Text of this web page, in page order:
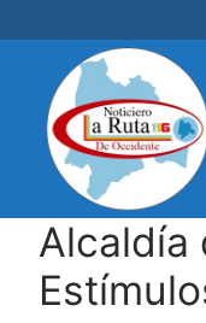
al
contenido
Alcaldía